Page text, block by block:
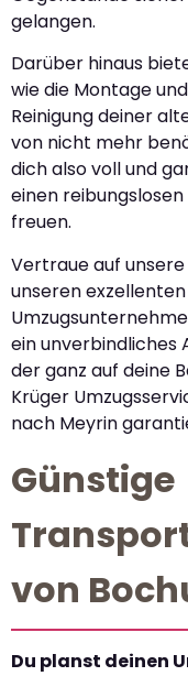
gelangen.
Darüber hinaus
wie die Montage
Reinigung deiner
von nicht mehr
dich also voll und
einen
freuen.
Vertraue auf
unseren
ein unverbindliches
der ganz auf deine
Krüger
nach Meyrin
Günstige
von
Du planst deinen